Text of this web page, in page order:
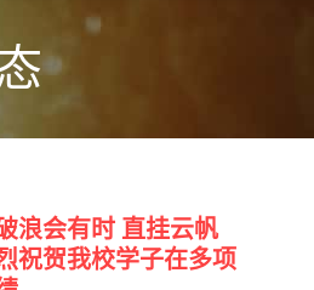
浪会有时 直挂云帆
贺我校学子在多项